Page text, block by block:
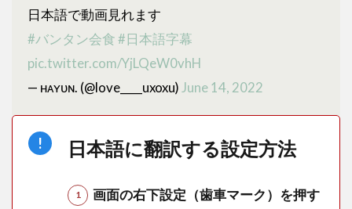
日本語で動画見れます
#バンタン会食#日本語字幕
pic.twitter.com/YjLQeW0vhH
— ʜᴀʏᴜɴ. (@love____uxoxu) June 14, 2022
日本語に翻訳する設定方法
画面の右下設定（歯車マーク）を押す